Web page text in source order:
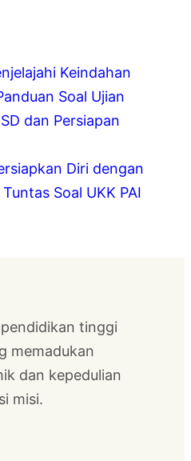
Keindahan
Soal Ujian
dan Persiapan
Diri dengan
Soal UKK PAI
tinggi
memadukan
dan kepedulian
misi.